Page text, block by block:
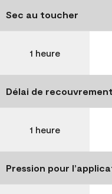
Sec au toucher
1 heure
Délai de recouvrement
1 heure
Pression pour